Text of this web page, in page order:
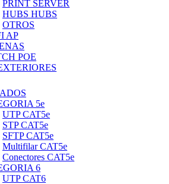
PRINT SERVER
HUBS HUBS
OTROS
AP
POE
5e
UTP CAT5e
STP CAT5e
SFTP CAT5e
Multifilar CAT5e
Conectores CAT5e
6
UTP CAT6